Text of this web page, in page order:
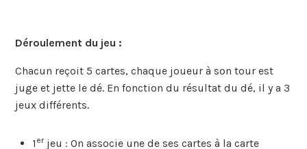
Déroulement du jeu :
Chacun reçoit 5 cartes, chaque joueur à son tour est
juge et jette le dé. En fonction du résultat du dé, il y a 3
jeux différents.
1 erjeu : On associe une de ses cartes à la carte